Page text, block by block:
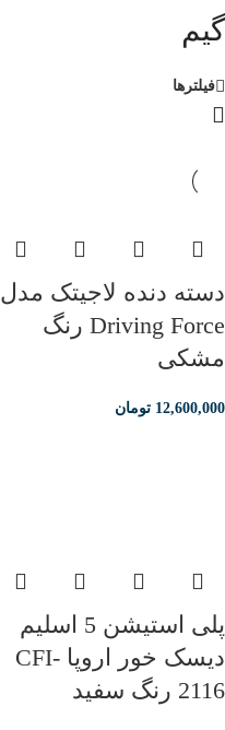
گیم
فیلترها
دسته دنده لاجیتک مدل
Driving Force رنگ
مشکی
12,600,000 تومان
پلی استیشن 5 اسلیم
دیسک خور اروپا CFI-
2116 رنگ سفید